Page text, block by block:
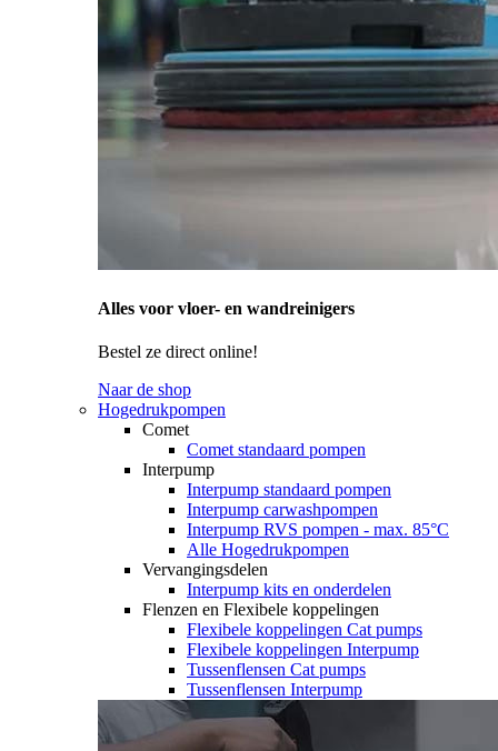
Alles voor vloer- en wandreinigers
Bestel ze direct online!
Naar de shop
Hogedrukpompen
Comet
Comet standaard pompen
Interpump
Interpump standaard pompen
Interpump carwashpompen
Interpump RVS pompen - max. 85°C
Alle Hogedrukpompen
Vervangingsdelen
Interpump kits en onderdelen
Flenzen en Flexibele koppelingen
Flexibele koppelingen Cat pumps
Flexibele koppelingen Interpump
Tussenflensen Cat pumps
Tussenflensen Interpump